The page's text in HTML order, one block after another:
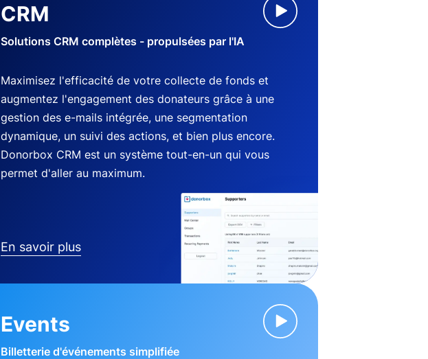
CRM
Solutions CRM complètes - propulsées par l'IA
Maximisez l'efficacité de votre collecte de fonds et
augmentez l'engagement des donateurs grâce à une
gestion des e-mails intégrée, une segmentation
dynamique, un suivi des actions, et bien plus encore.
Donorbox CRM est un système tout-en-un qui vous
permet d'aller au maximum.
En savoir plus
Events
Billetterie d'événements simplifiée